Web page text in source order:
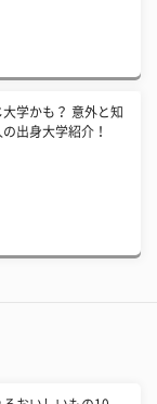
学かも？ 意外と知
出身大学紹介！